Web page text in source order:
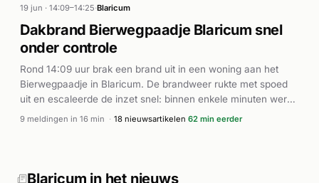
19 jun · 14:09–14:25·Blaricum
Dakbrand Bierwegpaadje Blaricum snel
onder controle
Rond 14:09 uur brak een brand uit in een woning aan het
Bierwegpaadje in Blaricum. De brandweer rukte met spoed
uit en escaleerde de inzet snel: binnen enkele minuten werd
duidelijk dat het vuur zich op het dak bevond en groeide uit
controle gebracht. Rond 14:25 uur werd ook de ambulance
9 meldingen in 16 min · 18 nieuwsartikelen 62 min eerder
Blaricum in het nieuws